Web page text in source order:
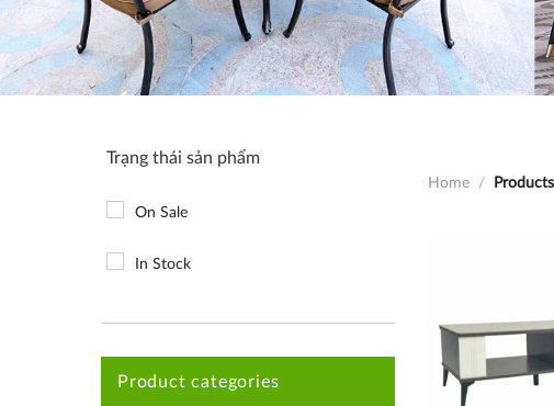
Trạng thái sản phẩm
On Sale
In Stock
Product categories
Home /